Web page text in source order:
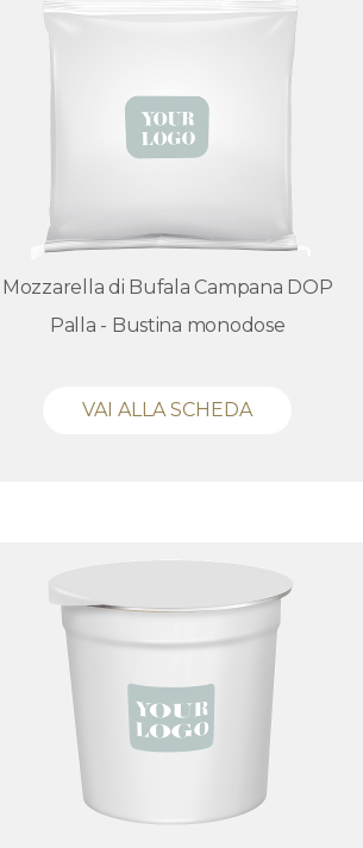
Mozzarella di Bufala Campana DOP
Palla - Bustina monodose
VAI ALLA SCHEDA